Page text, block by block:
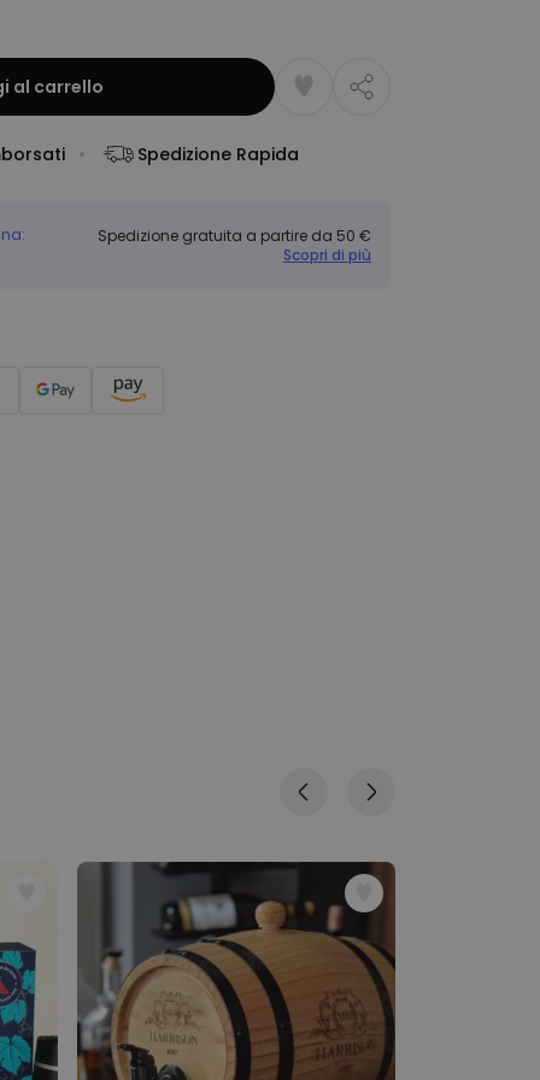
al carrello
Spedizione Rapida
Spedizione gratuita a partire da 50 €
Scopri di più